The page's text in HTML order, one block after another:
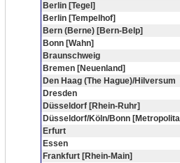
Berlin [Tegel]
Berlin [Tempelhof]
Bern (Berne) [Bern-Belp]
Bonn [Wahn]
Braunschweig
Bremen [Neuenland]
Den Haag (The Hague)/Hilversum
Dresden
Düsseldorf [Rhein-Ruhr]
Düsseldorf/Köln/Bonn
Erfurt
Essen
Frankfurt [Rhein-Main]